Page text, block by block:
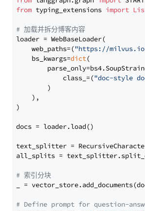
from typing_extensions import
# 加载并拆分博客内容
loader = WebBaseLoader(
    web_paths=(
"https://milvus.io/
    bs_kwargs=
dict(
            class_=(
"doc-style
        )
    ),
)
docs = loader.load()
text_splitter =
all_splits =
# 索引分块
_ =
# Define prompt for question-